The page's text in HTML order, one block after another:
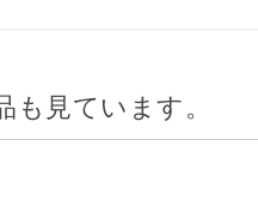
見ています。